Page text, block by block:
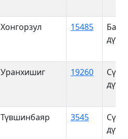
Хонгорзул 15485
Уранхишиг 19260
Түвшинбаяр 3545